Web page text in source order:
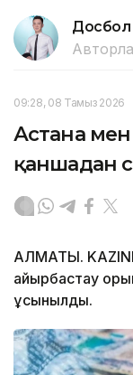
Досбол
09:28, 08 Тамыз 2026
Астана
қаншадан
АЛМАТЫ.
айырбастау
ұсынылды.